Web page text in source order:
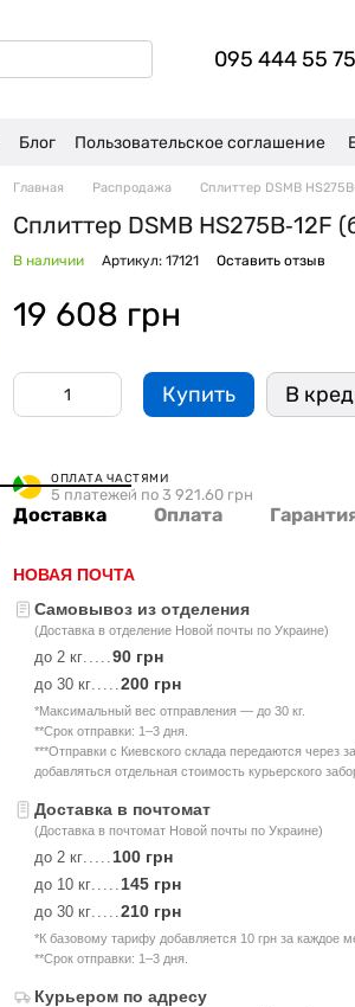
095 444 55 75
Блог Пользовательское соглашение
Главная Распродажа Сплиттер DSMB
Сплиттер DSMB HS275B‑12F
В наличии Артикул: 17121 Оставить отзыв
19 608 грн
Купить В
ОПЛАТА ЧАСТЯМИ
5 платежей по 3 921.60 грн
Доставка Оплата
НОВАЯ ПОЧТА
Самовывоз из отделения
(Доставка в отделение Новой почты по Украине)
до 2 кг.....90 грн
до 30 кг.....200 грн
*Максимальный вес отправления — до 30 кг.
**Срок отправки: 1–3 дня.
***Отправки с Киевского склада передаются
добавляться отдельная стоимость курьерского
Доставка в почтомат
(Доставка в почтомат Новой почты по Украине)
до 2 кг..... 100 грн
до 10 кг..... 145 грн
до 30 кг.....210 грн
*К базовому тарифу добавляется 10 грн за каждое
**Срок отправки: 1–3 дня.
Курьером по адресу